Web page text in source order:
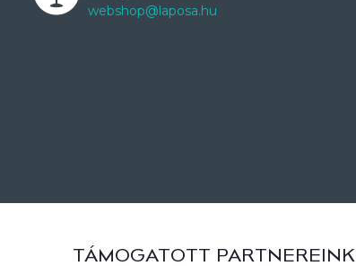
webshop@laposa.hu
TÁMOGATOTT PARTNEREINK